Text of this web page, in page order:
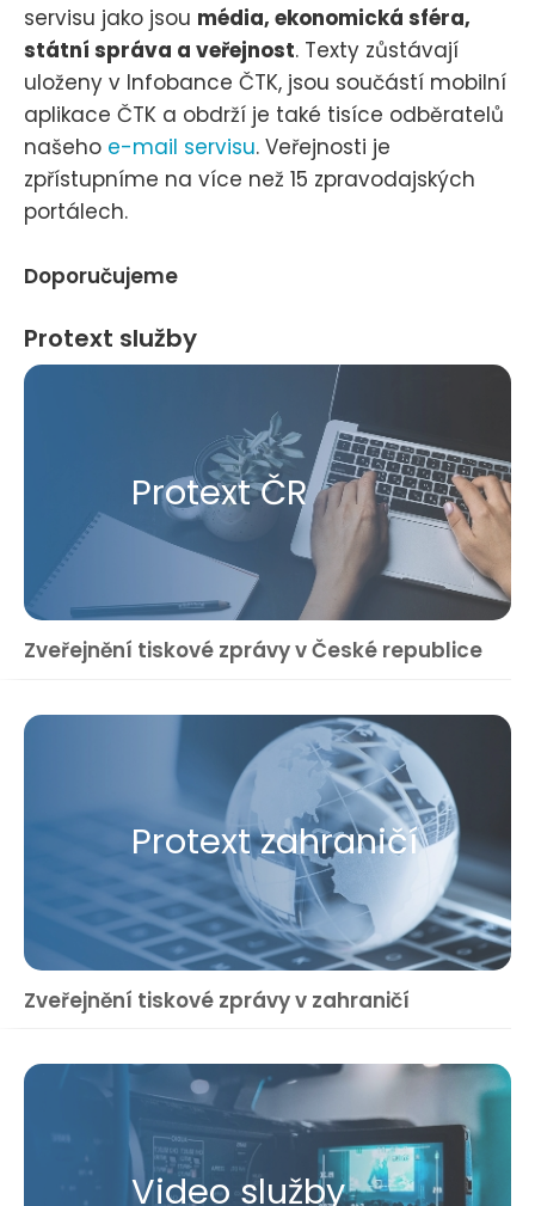
servisu jako jsou média, ekonomická sféra,
státní správa a veřejnost. Texty zůstávají
uloženy v Infobance ČTK, jsou součástí mobilní
aplikace ČTK a obdrží je také tisíce odběratelů
našeho e-mail servisu. Veřejnosti je
zpřístupníme na více než 15 zpravodajských
portálech.
Doporučujeme
Protext služby
Protext ČR
Zveřejnění tiskové zprávy v České republice
Protext zahraničí
Zveřejnění tiskové zprávy v zahraničí
Video služby